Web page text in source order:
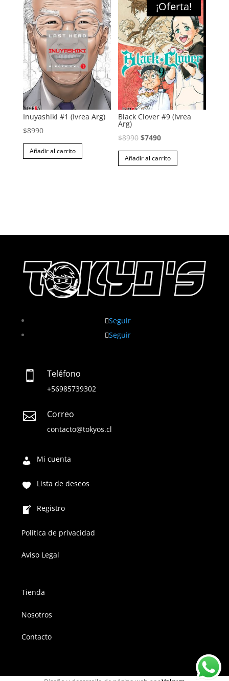
Las
opciones
se
pueden
elegir
en
la
página
de
Inuyashiki #1 (Ivrea Arg)
$8990
Añadir al carrito
¡Oferta!
Black Clover #9 (Ivrea
Arg)
$8990 El
precio
original
$7490El
precio
actual
Añadir al carrito
Seguir
Seguir
 Teléfono
+56985739302
 Correo
contacto@tokyos.cl
Mi cuenta
Lista de deseos
Registro
Política de privacidad
Aviso Legal
Tienda
Nosotros
Contacto